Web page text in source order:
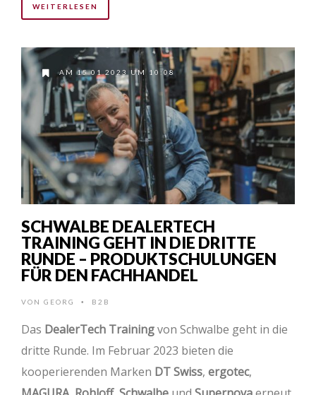
WEITERLESEN
AM 15.01.2023 UM 10:08
SCHWALBE DEALERTECH
TRAINING GEHT IN DIE DRITTE
RUNDE – PRODUKTSCHULUNGEN
FÜR DEN FACHHANDEL
VON GEORG • B2B
Das DealerTech Trainingvon Schwalbe geht in die
dritte Runde. Im Februar 2023 bieten die
kooperierenden Marken DT Swiss, ergotec,